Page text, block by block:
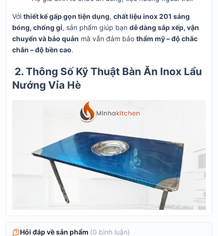
Với thiết kế gấp gọn tiện dụng, chất liệu inox 201 sáng
bóng, chống gỉ, sản phẩm giúp bạn dễ dàng sắp xếp, vận
chuyển và bảo quản mà vẫn đảm bảo thẩm mỹ – độ chắc
chắn – độ bền cao.
2. Thông Số Kỹ Thuật Bàn Ăn Inox Lẩu
Nướng Vỉa Hè
Hỏi đáp về sản phẩm (0 bình luận)